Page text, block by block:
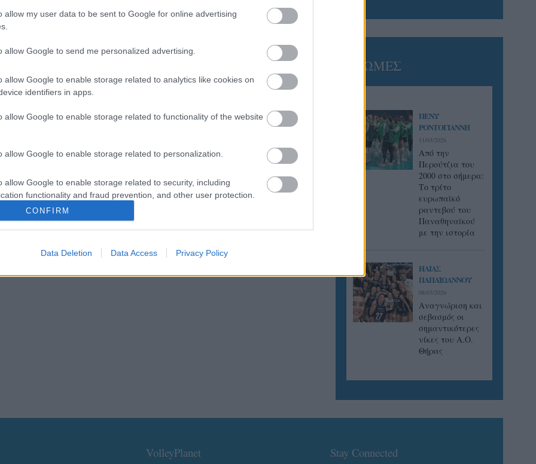
allow my user data to be sent to Google for online advertising
allow Google to send me personalized advertising.
allow Google to enable storage related to analytics like cookies on
identifiers in apps.
allow Google to enable storage related to functionality of the website
allow Google to enable storage related to personalization.
allow Google to enable storage related to security, including
functionality and fraud prevention, and other user protection.
CONFIRM
Data Deletion Data Access Privacy Policy
ΓΝΩΜΕΣ
ΠΕΝΥ
ΡΟΝΤΟΓΙΑΝΝΗ
11/03/2026
Από την
Περούτζια του
2000 στο σήμερα:
Tο τρίτο
ευρωπαϊκό
ραντεβού του
Παναθηναϊκού
με την ιστορία
ΗΛΙΑΣ
ΠΑΠΑΪΩΑΝΝΟΥ
08/03/2026
Αναγνώριση και
σεβασμός οι
σημαντικότερες
νίκες του Α.Ο.
Θήρας
VolleyPlanet Stay Connected